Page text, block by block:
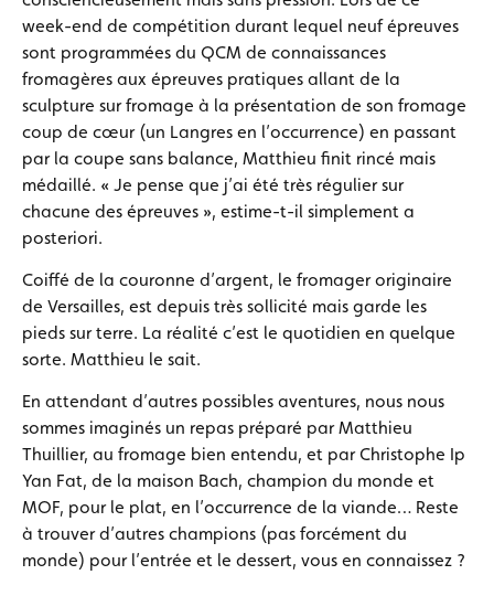
week-end de compétition durant lequel neuf épreuves
sont programmées du QCM de connaissances
fromagères aux épreuves pratiques allant de la
sculpture sur fromage à la présentation de son fromage
coup de cœur (un Langres en l’occurrence) en passant
par la coupe sans balance, Matthieu finit rincé mais
médaillé. « Je pense que j’ai été très régulier sur
chacune des épreuves », estime-t-il simplement a
posteriori.
Coiffé de la couronne d’argent, le fromager originaire
de Versailles, est depuis très sollicité mais garde les
pieds sur terre. La réalité c’est le quotidien en quelque
sorte. Matthieu le sait.
En attendant d’autres possibles aventures, nous nous
sommes imaginés un repas préparé par Matthieu
Thuillier, au fromage bien entendu, et par Christophe Ip
Yan Fat, de la maison Bach, champion du monde et
MOF, pour le plat, en l’occurrence de la viande… Reste
à trouver d’autres champions (pas forcément du
monde) pour l’entrée et le dessert, vous en connaissez ?